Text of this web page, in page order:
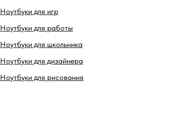
Ноутбуки для игр
Ноутбуки для работы
Ноутбуки для школьника
Ноутбуки для дизайнера
Ноутбуки для рисования